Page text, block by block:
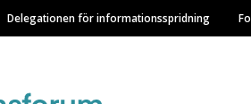
Delegationen för informationsspridning